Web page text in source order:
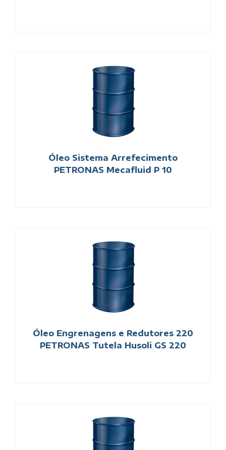
Óleo Sistema Arrefecimento
PETRONAS Mecafluid P 10
Óleo Engrenagens e Redutores 220
PETRONAS Tutela Husoli GS 220